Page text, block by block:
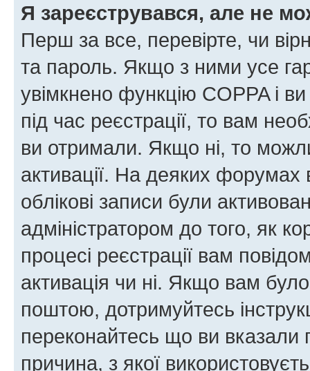
Я зареєструвався, але не
Перш за все, перевірте, чи
та пароль. Якщо з ними усе
увімкнено функцію COPPA і
під час реєстрації, то вам
ви отримали. Якщо ні, то
активації. На деяких форумах
облікові записи були
адміністратором до того, як
процесі реєстрації вам
активація чи ні. Якщо вам
поштою, дотримуйтесь
переконайтесь що ви
причина, з якої